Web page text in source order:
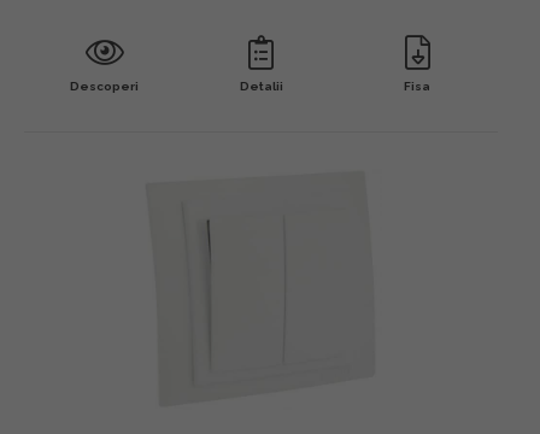
Descoperi Detalii Fisa